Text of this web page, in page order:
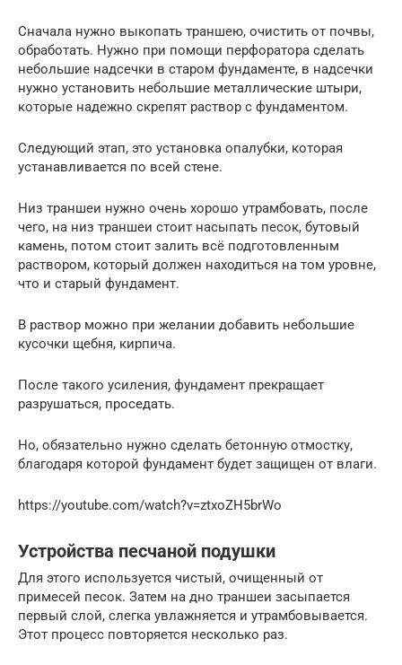
Сначала нужно выкопать траншею, очистить от почвы,
обработать. Нужно при помощи перфоратора сделать
небольшие надсечки в старом фундаменте, в надсечки
нужно установить небольшие металлические штыри,
которые надежно скрепят раствор с фундаментом.
Следующий этап, это установка опалубки, которая
устанавливается по всей стене.
Низ траншеи нужно очень хорошо утрамбовать, после
чего, на низ траншеи стоит насыпать песок, бутовый
камень, потом стоит залить всё подготовленным
раствором, который должен находиться на том уровне,
что и старый фундамент.
В раствор можно при желании добавить небольшие
кусочки щебня, кирпича.
После такого усиления, фундамент прекращает
разрушаться, проседать.
Но, обязательно нужно сделать бетонную отмостку,
благодаря которой фундамент будет защищен от влаги.
https://youtube.com/watch?v=ztxoZH5brWo
Устройства песчаной подушки
Для этого используется чистый, очищенный от
примесей песок. Затем на дно траншеи засыпается
первый слой, слегка увлажняется и утрамбовывается.
Этот процесс повторяется несколько раз.